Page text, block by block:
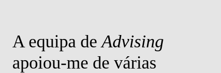
A equipa deAdvising
apoiou-me de várias